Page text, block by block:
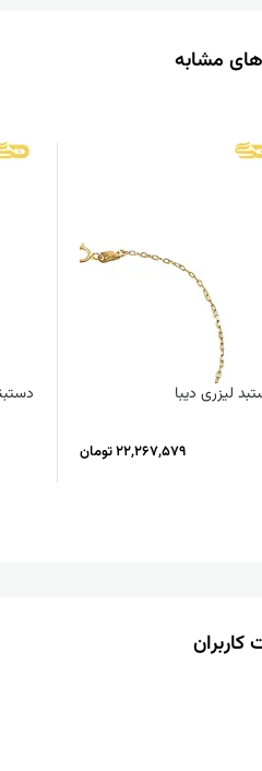
مشابه
لیزری دیبا
22,267,579 تومان
کاربران